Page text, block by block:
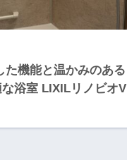
た機能と温かみのある
浴室 LIXILリノビオV